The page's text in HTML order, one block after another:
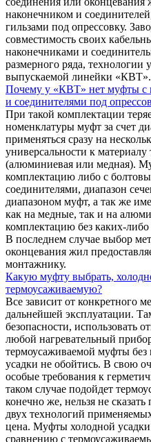
наконечником и
гильзами под опрессовку.
совместимость своих
наконечниками и
размерного ряда,
выпускаемой линейки «КВТ».
Почему у «КВТ» нет муфты с
и соединителями под
При такой комплектации
номенклатуры муфт за счет
применяться сразу на
универсальности к
(алюминиевая или медная).
комплектацию либо с
соединителями, диапазон
диапазоном муфт, а так же
как на медные, так и на
комплектацию без каких-
В последнем случае выбор
оконцевания жил
монтажнику.
Какую муфту выбрать,
термоусаживаемую?
Все зависит от конкретного
дальнейшей эксплуатации.
безопасности, использовать
любой нагревательный
термоусаживаемой муфты
усадки не обойтись. В свою
особые требования к
таком случае подойдет
конечно же, нельзя не
двух технологий
цена. Муфты холодной
сравнению с